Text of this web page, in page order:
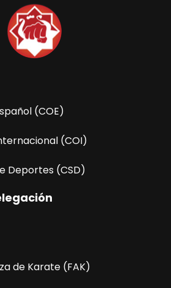
(COE)
(COI)
Deportes (CSD)
de Karate (FAK)